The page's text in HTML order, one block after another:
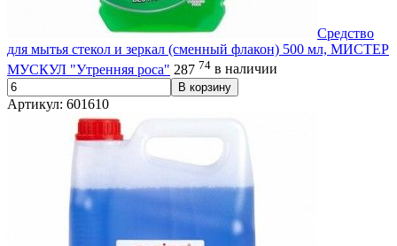
Средство
для мытья стекол и зеркал (сменный флакон) 500 мл, МИСТЕР
МУСКУЛ "Утренняя роса" 287 74 в наличии
В корзину
Артикул: 601610